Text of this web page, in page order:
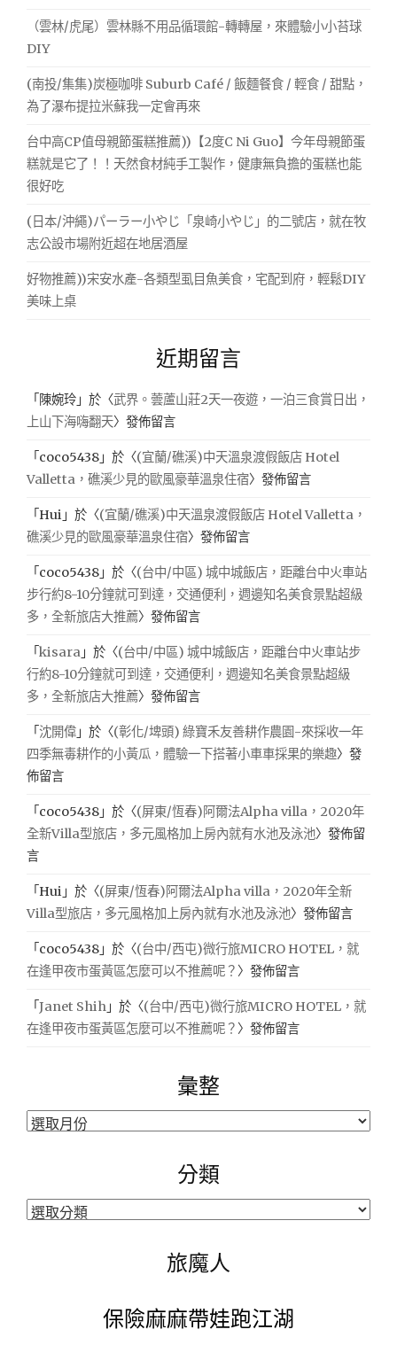
（雲林/虎尾）雲林縣不用品循環館-轉轉屋，來體驗小小苔球
DIY
(南投/集集)炭極咖啡 Suburb Café / 飯麵餐食 / 輕食 / 甜點，
為了瀑布提拉米蘇我一定會再來
台中高CP值母親節蛋糕推薦))【2度C Ni Guo】今年母親節蛋
糕就是它了！！天然食材純手工製作，健康無負擔的蛋糕也能
很好吃
(日本/沖繩)パーラー小やじ「泉崎小やじ」的二號店，就在牧
志公設市場附近超在地居酒屋
好物推薦))宋安水產-各類型虱目魚美食，宅配到府，輕鬆DIY
美味上桌
近期留言
「 陳婉玲 」於〈武界。蕓蘆山莊2天一夜遊，一泊三食賞日出，
上山下海嗨翻天〉發佈留言
「 coco5438 」於〈(宜蘭/礁溪)中天溫泉渡假飯店 Hotel
Valletta，礁溪少見的歐風豪華溫泉住宿〉發佈留言
「Hui 」於〈(宜蘭/礁溪)中天溫泉渡假飯店 Hotel Valletta，
礁溪少見的歐風豪華溫泉住宿〉發佈留言
「 coco5438 」於〈(台中/中區) 城中城飯店，距離台中火車站
步行約8-10分鐘就可到達，交通便利，週邊知名美食景點超級
多，全新旅店大推薦〉發佈留言
「kisara 」於〈(台中/中區) 城中城飯店，距離台中火車站步
行約8-10分鐘就可到達，交通便利，週邊知名美食景點超級
多，全新旅店大推薦〉發佈留言
「沈開偉 」於〈(彰化/埤頭) 綠寶禾友善耕作農園-來採收一年
四季無毒耕作的小黃瓜，體驗一下搭著小車車採果的樂趣〉發
佈留言
「 coco5438 」於〈(屏東/恆春)阿爾法Alpha villa，2020年
全新Villa型旅店，多元風格加上房內就有水池及泳池〉發佈留
言
「Hui 」於〈(屏東/恆春)阿爾法Alpha villa，2020年全新
Villa型旅店，多元風格加上房內就有水池及泳池〉發佈留言
「 coco5438 」於〈(台中/西屯)微行旅MICRO HOTEL，就
在逢甲夜市蛋黃區怎麼可以不推薦呢？ 〉發佈留言
「Janet Shih 」於〈(台中/西屯)微行旅MICRO HOTEL，就
在逢甲夜市蛋黃區怎麼可以不推薦呢？ 〉發佈留言
彙整
彙
分類
分
旅魔人
保險麻麻帶娃跑江湖